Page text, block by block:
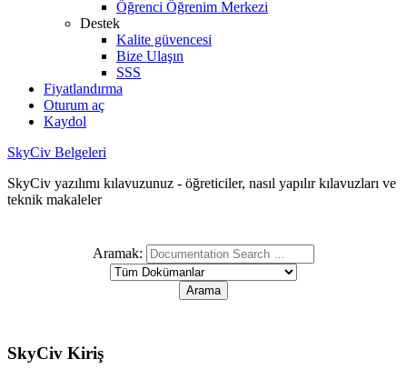
Öğrenci Öğrenim Merkezi
Destek
Kalite güvencesi
Bize Ulaşın
SSS
Fiyatlandırma
Oturum aç
Kaydol
SkyCiv Belgeleri
SkyCiv yazılımı kılavuzunuz - öğreticiler, nasıl yapılır kılavuzları ve
teknik makaleler
Aramak:
SkyCiv Kiriş